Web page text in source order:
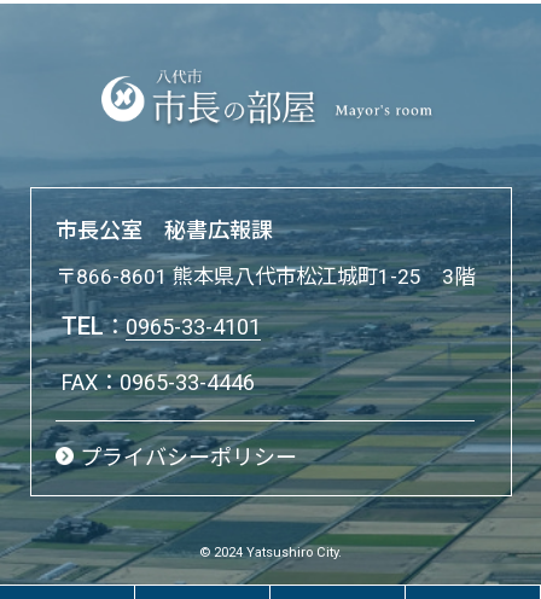
市長公室 秘書広報課
〒866-8601 熊本県八代市松江城町1-25 3階
TEL：0965-33-4101
FAX：0965-33-4446
プライバシーポリシー
© 2024 Yatsushiro City.